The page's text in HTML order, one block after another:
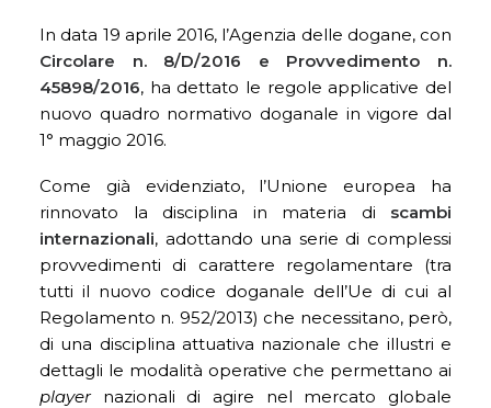
In data 19 aprile 2016, l’Agenzia delle dogane, con
Circolare n. 8/D/2016 e Provvedimento n.
45898/2016, ha dettato le regole applicative del
nuovo quadro normativo doganale in vigore dal
1° maggio 2016.
Come già evidenziato, l’Unione europea ha
rinnovato la disciplina in materia di scambi
internazionali, adottando una serie di complessi
provvedimenti di carattere regolamentare (tra
tutti il nuovo codice doganale dell’Ue di cui al
Regolamento n. 952/2013) che necessitano, però,
di una disciplina attuativa nazionale che illustri e
dettagli le modalità operative che permettano ai
playernazionali di agire nel mercato globale